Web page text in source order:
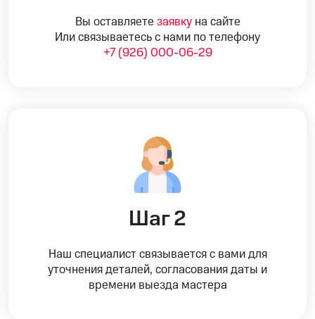
Вы оставляете заявкуна сайте
Или связываетесь с нами по телефону
+7 (926) 000-06-29
Шаг 2
Наш специалист связывается с вами для
уточнения деталей, согласования даты и
времени выезда мастера